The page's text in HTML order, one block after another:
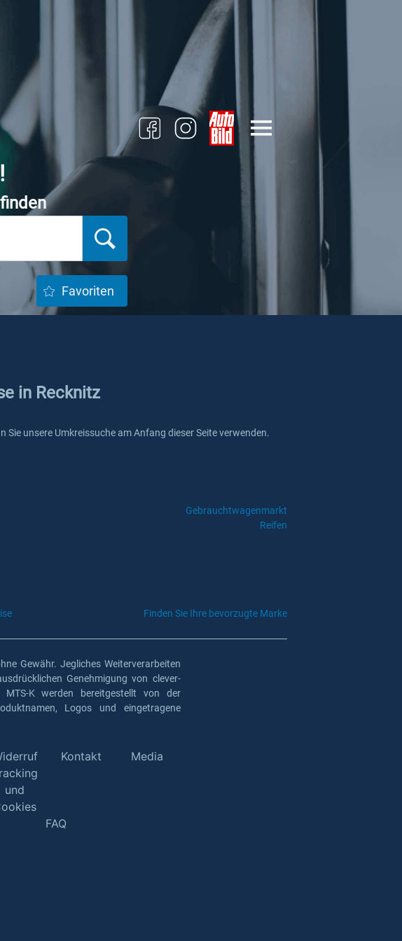
Favoriten
in Recknitz
Sie unsere Umkreissuche am Anfang dieser Seite verwenden.
Gebrauchtwagenmarkt
Reifen
Finden Sie Ihre bevorzugte Marke
Gewähr. Jegliches Weiterverarbeiten
Genehmigung von clever-
K werden bereitgestellt von der
Logos und eingetragene
und
Kontakt Media
FAQ